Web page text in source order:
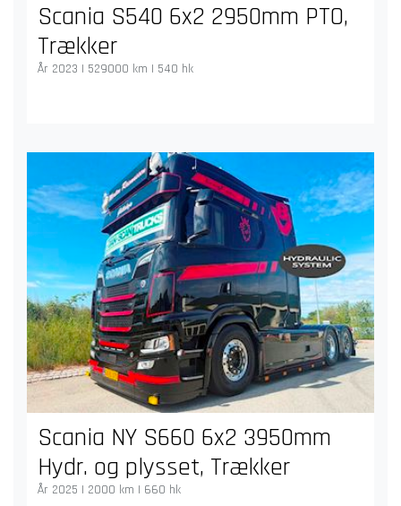
Scania S540 6x2 2950mm PTO,
Trækker
År 2023 | 529000 km | 540 hk
Scania NY S660 6x2 3950mm
Hydr. og plysset, Trækker
År 2025 | 2000 km | 660 hk